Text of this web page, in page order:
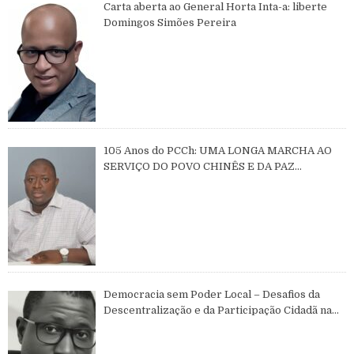
Carta aberta ao General Horta Inta-a: liberte
Domingos Simões Pereira
105 Anos do PCCh: UMA LONGA MARCHA AO
SERVIÇO DO POVO CHINÊS E DA PAZ
Democracia sem Poder Local – Desafios da
Descentralização e da Participação Cidadã na